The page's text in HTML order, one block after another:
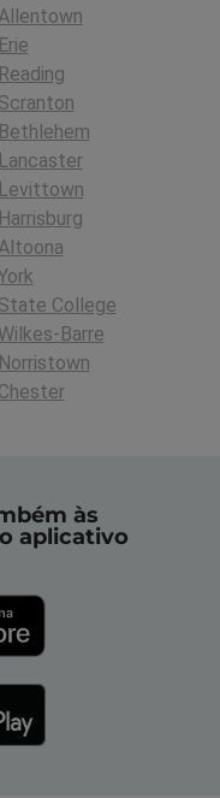
Allentown
Erie
Reading
Scranton
Bethlehem
Lancaster
Levittown
Harrisburg
Altoona
State College
Wilkes-Barre
Norristown
Chester
às
aplicativo